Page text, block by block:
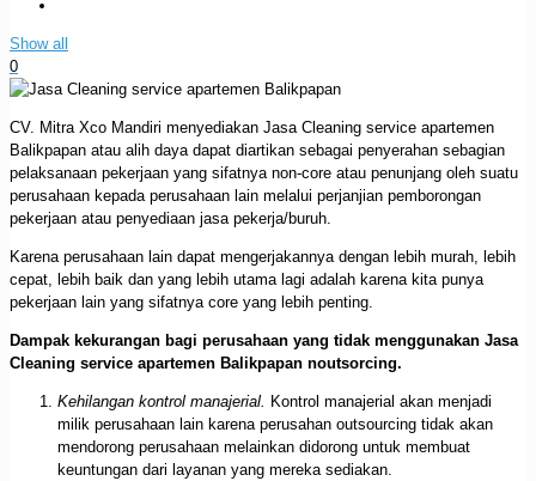
Show all
0
CV. Mitra Xco Mandiri menyediakan Jasa Cleaning service apartemen
Balikpapan atau alih daya dapat diartikan sebagai penyerahan sebagian
pelaksanaan pekerjaan yang sifatnya non-core atau penunjang oleh suatu
perusahaan kepada perusahaan lain melalui perjanjian pemborongan
pekerjaan atau penyediaan jasa pekerja/buruh.
Karena perusahaan lain dapat mengerjakannya dengan lebih murah, lebih
cepat, lebih baik dan yang lebih utama lagi adalah karena kita punya
pekerjaan lain yang sifatnya core yang lebih penting.
Dampak kekurangan bagi perusahaan yang tidak menggunakan Jasa
Cleaning service apartemen Balikpapan noutsorcing.
Kehilangan kontrol manajerial. Kontrol manajerial akan menjadi
milik perusahaan lain karena perusahan outsourcing tidak akan
mendorong perusahaan melainkan didorong untuk membuat
keuntungan dari layanan yang mereka sediakan.